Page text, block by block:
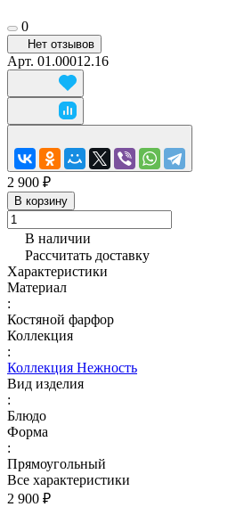
0
Нет отзывов
Арт. 01.00012.16
2 900 ₽
В корзину
В наличии
Рассчитать доставку
Характеристики
Материал
:
Костяной фарфор
Коллекция
:
Коллекция Нежность
Вид изделия
:
Блюдо
Форма
:
Прямоугольный
Все характеристики
2 900 ₽